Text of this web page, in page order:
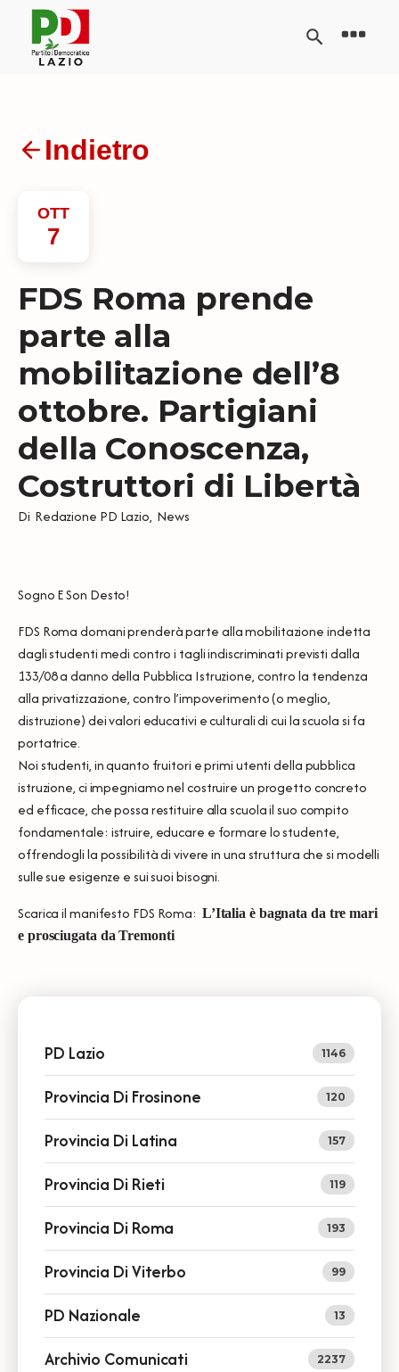
Indietro
OTT
7
FDS Roma prende
parte alla
mobilitazione dell’8
ottobre. Partigiani
della Conoscenza,
Costruttori di Libertà
Di Redazione PD Lazio, News
Sogno E Son Desto!
FDS Roma domani prenderà parte alla mobilitazione indetta
dagli studenti medi contro i tagli indiscriminati previsti dalla
133/08 a danno della Pubblica Istruzione, contro la tendenza
alla privatizzazione, contro l’impoverimento (o meglio,
distruzione) dei valori educativi e culturali di cui la scuola si fa
portatrice.
Noi studenti, in quanto fruitori e primi utenti della pubblica
istruzione, ci impegniamo nel costruire un progetto concreto
ed efficace, che possa restituire alla scuola il suo compito
fondamentale: istruire, educare e formare lo studente,
offrendogli la possibilità di vivere in una struttura che si modelli
sulle sue esigenze e sui suoi bisogni.
Scarica il manifesto FDS Roma: L’Italia è bagnata da tre mari
e prosciugata da Tremonti
PD Lazio 1146
Provincia Di Frosinone 120
Provincia Di Latina 157
Provincia Di Rieti 119
Provincia Di Roma 193
Provincia Di Viterbo 99
PD Nazionale 13
Archivio Comunicati 2237